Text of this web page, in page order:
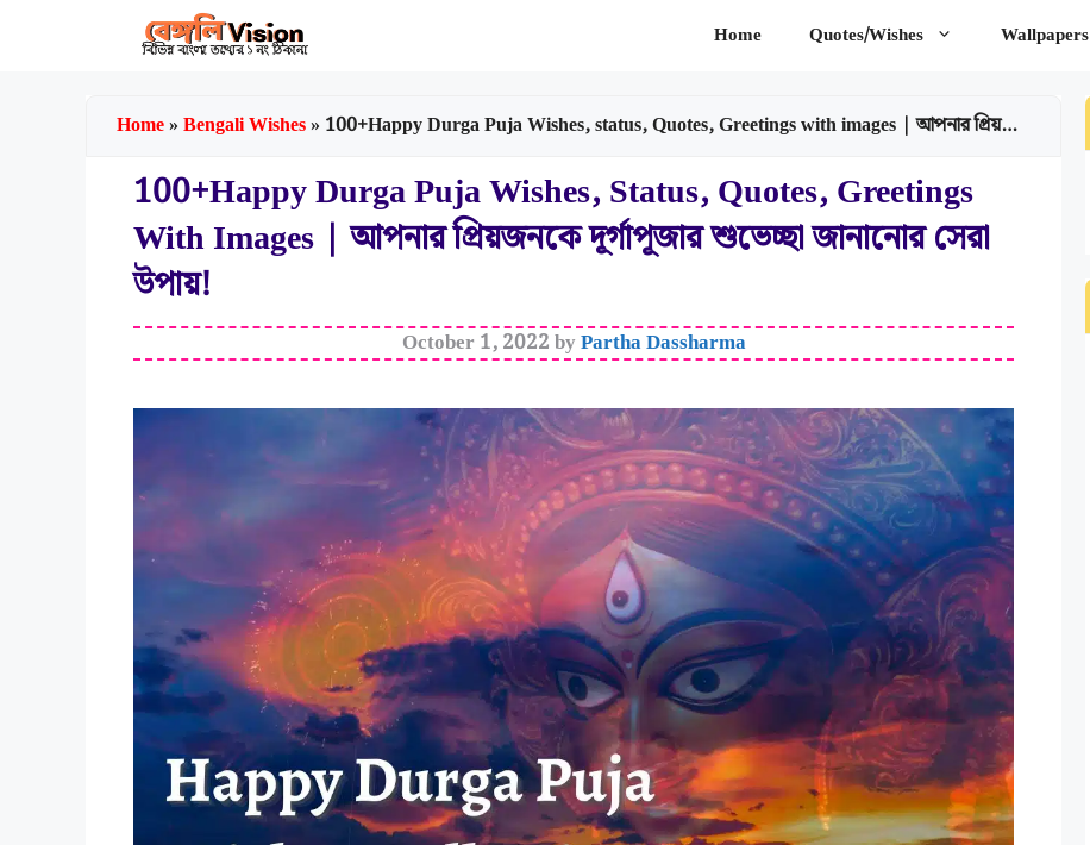
Home Quotes/Wishes Wallpapers
Home» Bengali Wishes» 100+Happy Durga Puja Wishes, status, Quotes, Greetings with images | আপনার প্রিয়জনকে দূর্গাপূজার শুভেচ্ছা জানানোর সেরা উপায়!
100+Happy Durga Puja Wishes, Status, Quotes, Greetings
With Images | আপনার প্রিয়জনকে দূর্গাপূজার শুভেচ্ছা জানানোর সেরা
উপায়!
October 1, 2022byPartha Dassharma